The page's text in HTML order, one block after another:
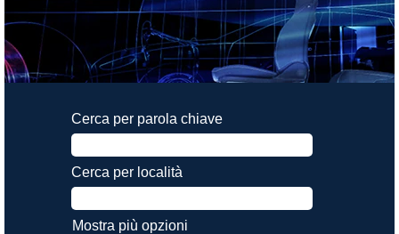
Cerca per parola chiave
Cerca per località
Mostra più opzioni